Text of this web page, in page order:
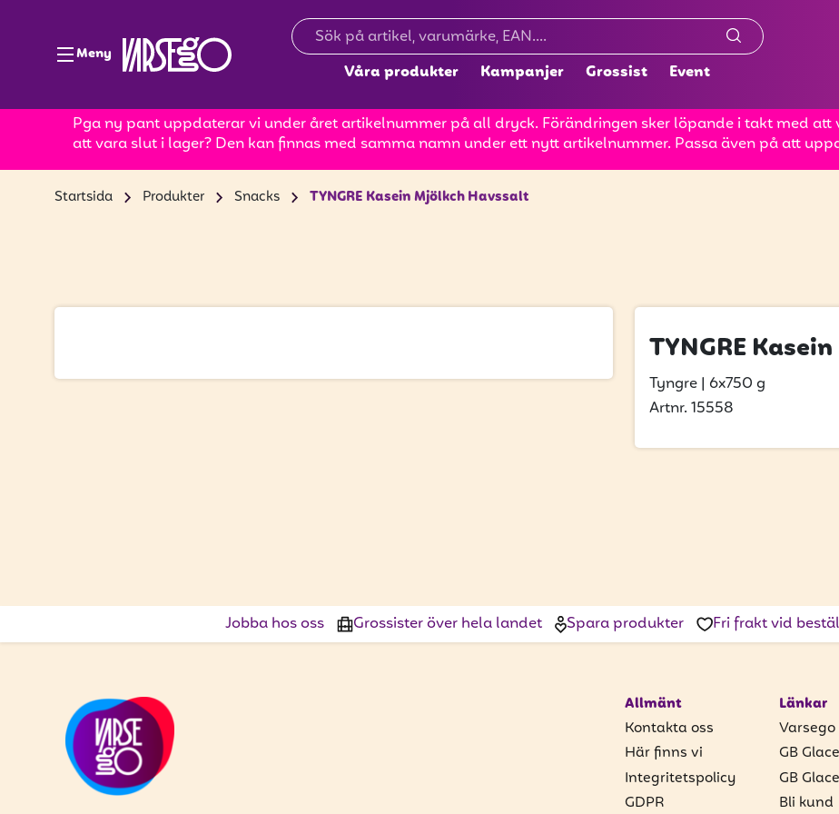
Meny
Våra produkter Kampanjer Grossist Event
Pga ny pant uppdaterar vi under året artikelnummer på all dryck. Förändringen sker löpande i takt med att
att vara slut i lager? Den kan finnas med samma namn under ett nytt artikelnummer. Passa även på att
Startsida Produkter Snacks TYNGRE Kasein Mjölkch Havssalt
TYNGRE
Tyngre | 6x750 g
Artnr. 15558
Jobba hos oss Grossister över hela landet Spara produkter Fri frakt vid
Allmänt
Kontakta oss
Här finns vi
Integritetspolicy
GDPR
Länkar
GB
GB
Bli kund